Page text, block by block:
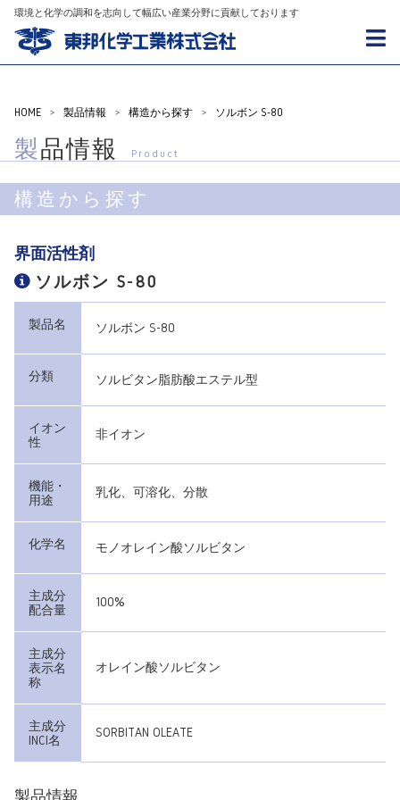
環境と化学の調和を志向して幅広い産業分野に貢献しております
HOME > 製品情報 > 構造から探す > ソルボン S-80
製品情報 Product
構造から探す
界面活性剤
ソルボン S-80
製品名 ソルボン S-80
分類 ソルビタン脂肪酸エステル型
イオン
性
非イオン
機能・
用途
乳化、可溶化、分散
化学名 モノオレイン酸ソルビタン
主成分
配合量
100%
主成分
表示名
称
オレイン酸ソルビタン
主成分
INCI名
SORBITAN OLEATE